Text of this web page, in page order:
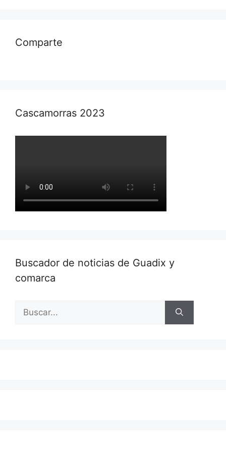
Comparte
Cascamorras 2023
Buscador de noticias de Guadix y
comarca
Buscar: